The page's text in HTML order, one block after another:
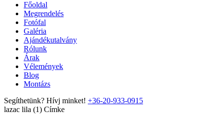
Főoldal
Megrendelés
Fotófal
Galéria
Ajándékutalvány
Rólunk
Árak
Vélemények
Blog
Montázs
Segíthetünk? Hívj minket! +36-20-933-0915
lazac lila (1) Címke